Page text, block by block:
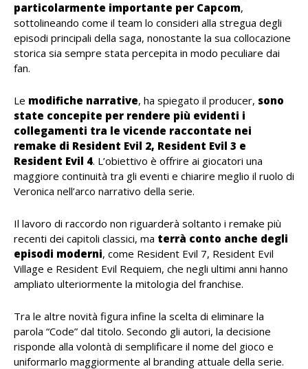
particolarmente importante per Capcom,
sottolineando come il team lo consideri alla stregua degli
episodi principali della saga, nonostante la sua collocazione
storica sia sempre stata percepita in modo peculiare dai
fan.
Le modifiche narrative, ha spiegato il producer, sono
state concepite per rendere più evidenti i
collegamenti tra le vicende raccontate nei
remake di Resident Evil 2, Resident Evil 3 e
Resident Evil 4. L’obiettivo è offrire ai giocatori una
maggiore continuità tra gli eventi e chiarire meglio il ruolo di
Veronica nell’arco narrativo della serie.
Il lavoro di raccordo non riguarderà soltanto i remake più
recenti dei capitoli classici, ma terrà conto anche degli
episodi moderni, come Resident Evil 7, Resident Evil
Village e Resident Evil Requiem, che negli ultimi anni hanno
ampliato ulteriormente la mitologia del franchise.
Tra le altre novità figura infine la scelta di eliminare la
parola “Code” dal titolo. Secondo gli autori, la decisione
risponde alla volontà di semplificare il nome del gioco e
uniformarlo maggiormente al branding attuale della serie.